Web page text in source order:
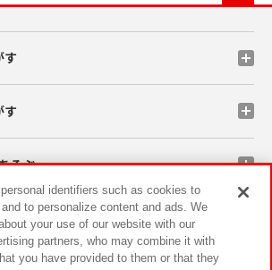
す
す
そぶ
ペーン
identifiers such as cookies to
to personalize content and ads. We
your use of our website with our
partners, who may combine it with
you have provided to them or that they